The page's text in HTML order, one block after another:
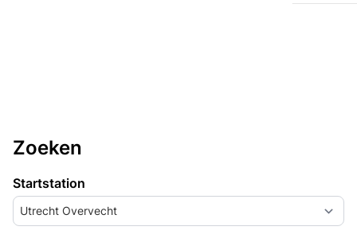
Zoeken
Startstation
Utrecht Overvecht